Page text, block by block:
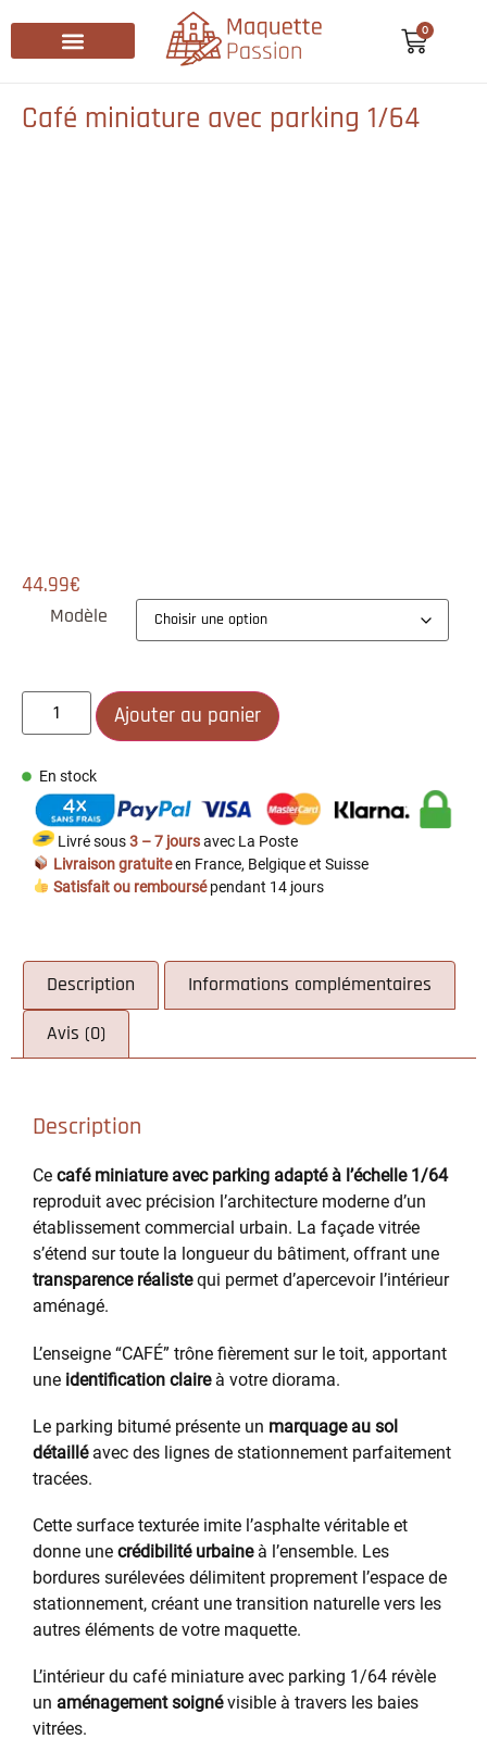
0
Café miniature avec parking 1/64
44.99€
Modèle
Ajouter au panier
En stock
Livré sous3 – 7 joursavec La Poste
Livraison gratuiteen France, Belgique et Suisse
Satisfait ou remboursépendant 14 jours
Description Informations complémentaires
Avis (0)
Description
Ce café miniature avec parking adapté à l’échelle 1/64
reproduit avec précision l’architecture moderne d’un
établissement commercial urbain. La façade vitrée
s’étend sur toute la longueur du bâtiment, offrant une
transparence réalistequi permet d’apercevoir l’intérieur
aménagé.
L’enseigne “CAFÉ” trône fièrement sur le toit, apportant
une identification claireà votre diorama.
Le parking bitumé présente un marquage au sol
détailléavec des lignes de stationnement parfaitement
tracées.
Cette surface texturée imite l’asphalte véritable et
donne une crédibilité urbaineà l’ensemble. Les
bordures surélevées délimitent proprement l’espace de
stationnement, créant une transition naturelle vers les
autres éléments de votre maquette.
L’intérieur du café miniature avec parking 1/64 révèle
un aménagement soignévisible à travers les baies
vitrées.